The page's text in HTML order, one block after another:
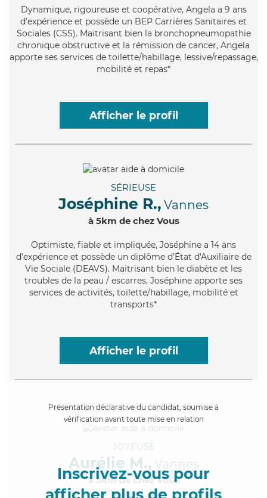
Dynamique, rigoureuse et coopérative, Angela a 9 ans
d'expérience et possède un BEP Carrières Sanitaires et
Sociales (CSS). Maitrisant bien la bronchopneumopathie
chronique obstructive et la rémission de cancer, Angela
apporte ses services de toilette/habillage, lessive/repassage,
mobilité et repas*
Afficher le profil
SÉRIEUSE
Joséphine R., Vannes
à 5km de chez Vous
Optimiste, fiable et impliquée, Joséphine a 14 ans
d'expérience et possède un diplôme d'État d'Auxiliaire de
Vie Sociale (DEAVS). Maitrisant bien le diabète et les
troubles de la peau / escarres, Joséphine apporte ses
services de activités, toilette/habillage, mobilité et
transports*
Afficher le profil
Présentation déclarative du candidat, soumise à
vérification avant toute mise en relation
Inscrivez-vous pour
afficher plus de profils
JOYEUSE
Aurélie M., Vannes
à 5km de chez Vous